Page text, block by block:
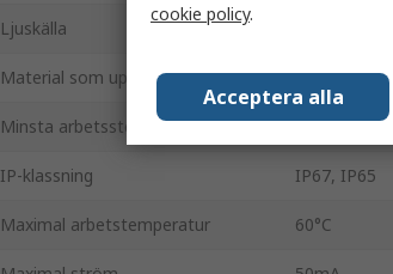
Ljuskälla
Material som upptäckts
Minsta arbetsstemperatur -25°C
IP-klassning IP67, IP65
Maximal arbetstemperatur 60°C
cookie policy.
Acceptera alla